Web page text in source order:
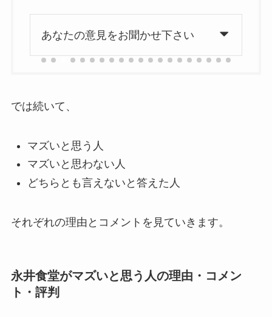
あなたの意見をお聞かせ下さい
では続いて、
マズいと思う人
マズいと思わない人
どちらとも言えないと答えた人
それぞれの理由とコメントを見ていきます。
永井食堂がマズいと思う人の理由・コメン
ト・評判